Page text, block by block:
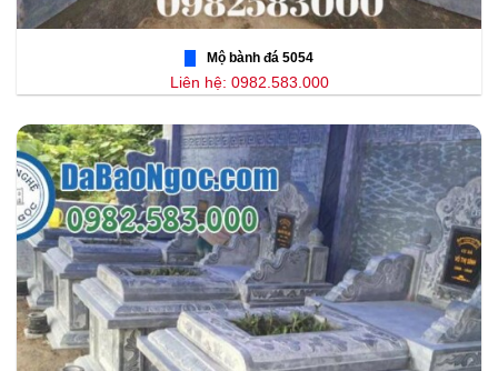
Mộ bành đá 5054
Liên hệ: 0982.583.000